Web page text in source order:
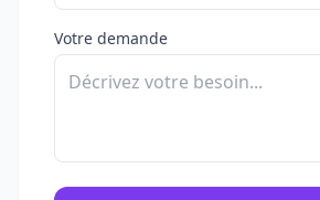
Votre demande